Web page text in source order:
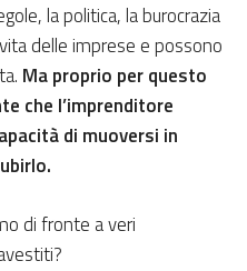
la politica, la burocrazia
delle imprese e possono
Ma proprio per questo
che l’imprenditore
di muoversi in
di fronte a veri